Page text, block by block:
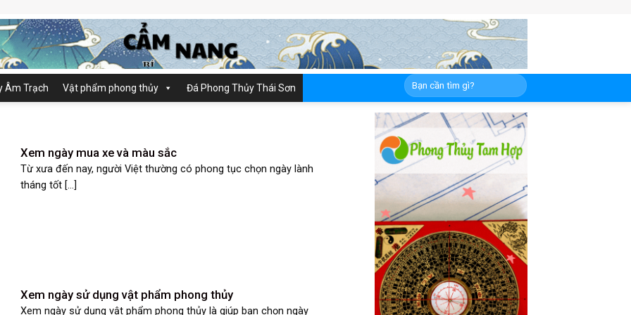
Âm Trạch Vật phẩm phong thủy Đá Phong Thủy Thái Sơn
Xem ngày mua xe và màu sắc
Từ xưa đến nay, người Việt thường có phong tục chọn ngày lành
tháng tốt [...]
Xem ngày sử dụng vật phẩm phong thủy
Xem ngày sử dụng vật phẩm phong thủy là giúp bạn chọn ngày